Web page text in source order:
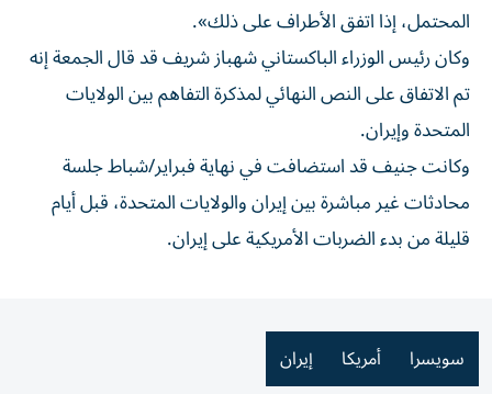
المحتمل، إذا اتفق الأطراف على ذلك».
وكان رئيس الوزراء الباكستاني شهباز شريف قد قال الجمعة إنه
تم الاتفاق على النص النهائي لمذكرة التفاهم بين الولايات
المتحدة وإيران.
وكانت جنيف قد استضافت في نهاية فبراير/شباط جلسة
محادثات غير مباشرة بين إيران والولايات المتحدة، قبل أيام
قليلة من بدء الضربات الأمريكية على إيران.
سويسرا أمريكا إيران